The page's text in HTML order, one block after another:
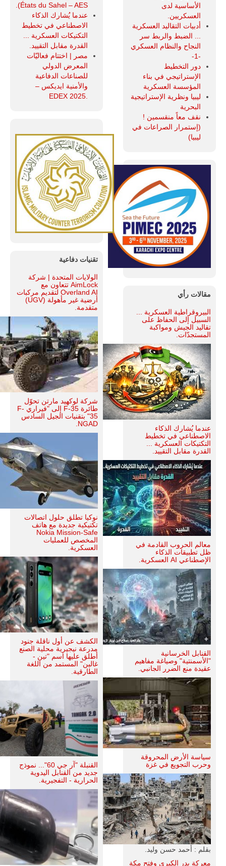
الأساسية لدى
العسكريين.
أدبيات التقاليد العسكرية
... الضبط والربط سر
النجاح والنظام العسكري
-1-
دور التخطيط
الإستراتيجي في بناء
المؤسسة العسكرية
ليبيا ونظرية الإستراتيجية
البحرية
نقف معاً منقسمين !
(إستمرار الصراعات في
ليبيا)
مقالات رأي
البيروقراطية العسكرية ...
السبيل إلى الحفاظ على
تقاليد الجيش ومواكبة
المستجدّات.
عندما يُشارك الذكاء
الاصطناعي في تخطيط
التكتيكات العسكرية ...
القدرة مقابل التقييد.
معالم الحروب القادمة في
ظل تطبيقات الذكاء
الإصطناعي AI العسكرية.
القنابل الخرسانية
"الأسمنتية" وصياغة مفاهيم
عقيدة منع الضرر الجانبي.
سياسة الأرض المحروقة
وحرب التجويع في غزة
بقلم : أحمد حسن وليد.
معركة بدر الكبرى وفتح مكة
États du Sahel – AES).
عندما يُشارك الذكاء
الاصطناعي في تخطيط
التكتيكات العسكرية ...
القدرة مقابل التقييد.
مصر | اختتام فعاليّات
المعرض الدولي
للصناعات الدفاعية
والأمنية ايديكس ‒
تقنيات دفاعية
الولايات المتحدة | شركة
AimLock تتعاون مع
Overland AI لتقديم مركبات
أرضية غير مأهولة (UGV)
متقدمة.
شركة لوكهيد مارتن تحوّل
طائرة F-35 إلى "فيراري F-
35" بتقنيات الجيل السادس
NGAD.
نوكيا تطلق حلول اتصالات
تكتيكية جديدة مع هاتف
Nokia Mission-Safe
المخصص للعمليات
العسكرية.
الكشف عن أول ناقلة جنود
مدرعة نيجيرية محلية الصنع
أطلق عليها اسم "تين -
غالين" المستمد من اللغة
الطارقية.
القنبلة "آر جي 60"... نموذج
جديد من القنابل اليدوية
الحرارية - التفجيرية.